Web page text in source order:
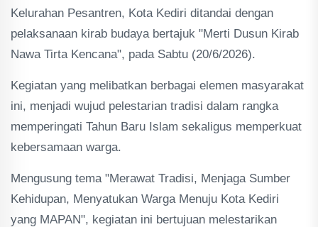
Kelurahan Pesantren, Kota Kediri ditandai dengan
pelaksanaan kirab budaya bertajuk "Merti Dusun Kirab
Nawa Tirta Kencana", pada Sabtu (20/6/2026).
Kegiatan yang melibatkan berbagai elemen masyarakat
ini, menjadi wujud pelestarian tradisi dalam rangka
memperingati Tahun Baru Islam sekaligus memperkuat
kebersamaan warga.
Mengusung tema "Merawat Tradisi, Menjaga Sumber
Kehidupan, Menyatukan Warga Menuju Kota Kediri
yang MAPAN", kegiatan ini bertujuan melestarikan